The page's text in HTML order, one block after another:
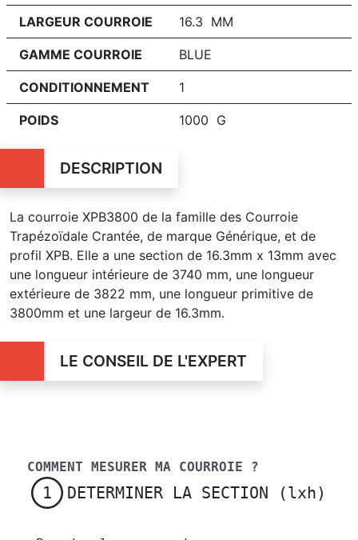
LARGEUR COURROIE 16.3 MM
GAMME COURROIE BLUE
CONDITIONNEMENT 1
POIDS 1000 G
DESCRIPTION
La courroie XPB3800 de la famille des Courroie
Trapézoïdale Crantée, de marque Générique, et de
profil XPB. Elle a une section de 16.3mm x 13mm avec
une longueur intérieure de 3740 mm, une longueur
extérieure de 3822 mm, une longueur primitive de
3800mm et une largeur de 16.3mm.
LE CONSEIL DE L'EXPERT
COMMENT MESURER MA COURROIE ?
1 DETERMINER LA SECTION (lxh)